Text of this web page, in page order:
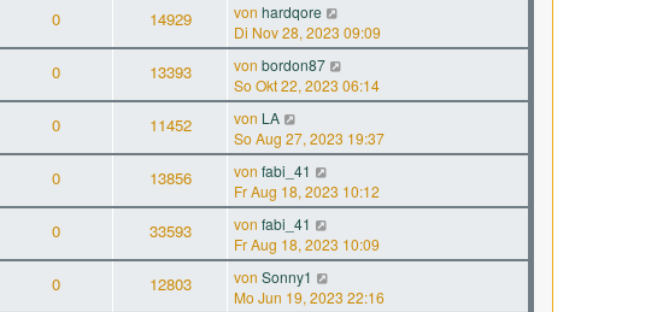
0 14929 von hardqore
Di Nov 28, 2023 09:09
0 13393 von bordon87
So Okt 22, 2023 06:14
0 11452 von LA
So Aug 27, 2023 19:37
0 13856 von fabi_41
Fr Aug 18, 2023 10:12
0 33593 von fabi_41
Fr Aug 18, 2023 10:09
0 12803 von Sonny1
Mo Jun 19, 2023 22:16